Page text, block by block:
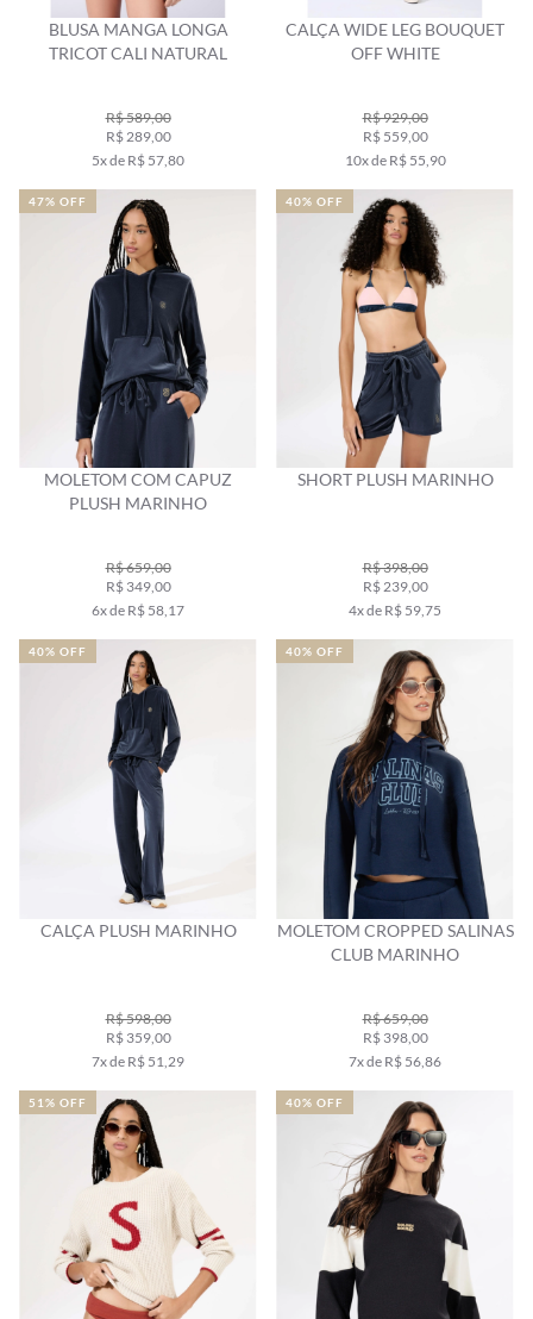
BLUSA MANGA LONGA
TRICOT CALI NATURAL
R$ 589,00
R$ 289,00
5x de R$ 57,80
CALÇA WIDE LEG BOUQUET
OFF WHITE
R$ 929,00
R$ 559,00
10x de R$ 55,90
MOLETOM COM CAPUZ
PLUSH MARINHO
R$ 659,00
R$ 349,00
6x de R$ 58,17
47% OFF
SHORT PLUSH MARINHO
R$ 398,00
R$ 239,00
4x de R$ 59,75
40% OFF
CALÇA PLUSH MARINHO
R$ 598,00
R$ 359,00
7x de R$ 51,29
40% OFF
MOLETOM CROPPED SALINAS
CLUB MARINHO
R$ 659,00
R$ 398,00
7x de R$ 56,86
40% OFF
51% OFF 40% OFF